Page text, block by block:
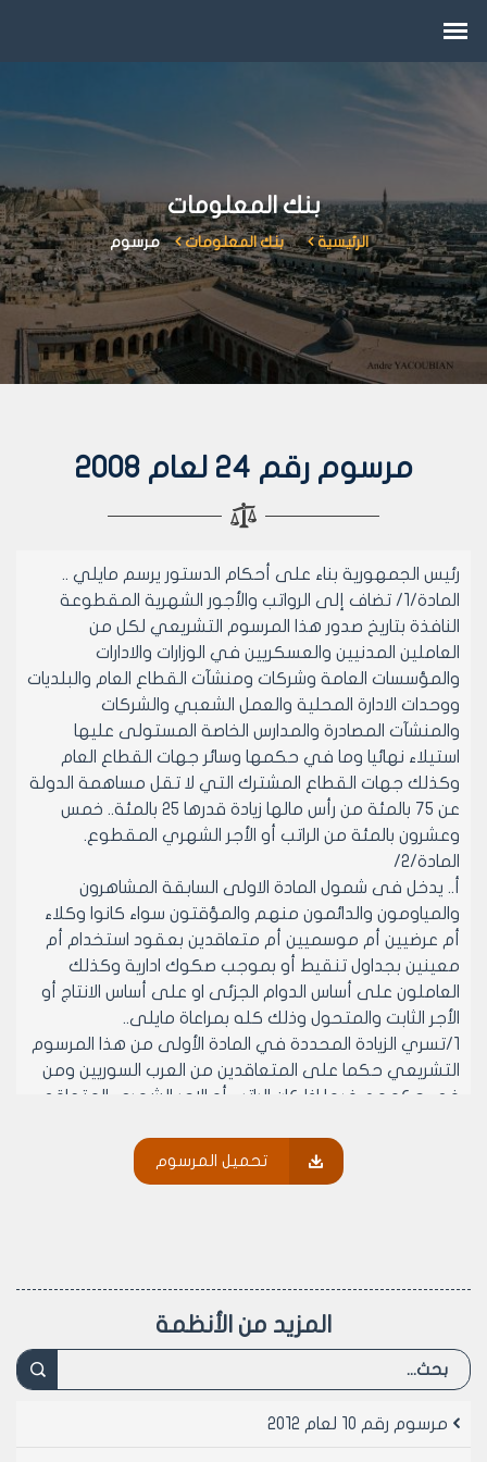
بنك المعلومات
الرئيسية بنك المعلومات مرسوم
مرسوم رقم 24 لعام 2008
رئيس الجمهورية بناء على أحكام الدستور يرسم مايلي ..
المادة/1/ تضاف إلى الرواتب والأجور الشهرية المقطوعة
النافذة بتاريخ صدور هذا المرسوم التشريعي لكل من
العاملين المدنيين والعسكريين في الوزارات والادارات
والمؤسسات العامة وشركات ومنشآت القطاع العام والبلديات
ووحدات الادارة المحلية والعمل الشعبي والشركات
والمنشآت المصادرة والمدارس الخاصة المستولى عليها
استيلاء نهائيا وما في حكمها وسائر جهات القطاع العام
وكذلك جهات القطاع المشترك التي لا تقل مساهمة الدولة
عن 75 بالمئة من رأس مالها زيادة قدرها 25 بالمئة.. خمس
وعشرون بالمئة من الراتب أو الأجر الشهري المقطوع.
المادة/2/
أ.. يدخل فى شمول المادة الاولى السابقة المشاهرون
والمياومون والدائمون منهم والمؤقتون سواء كانوا وكلاء
أم عرضيين أم موسميين أم متعاقدين بعقود استخدام أم
معينين بجداول تنقيط أو بموجب صكوك ادارية وكذلك
العاملون على أساس الدوام الجزئى او على أساس الانتاج أو
الأجر الثابت والمتحول وذلك كله بمراعاة مايلى..
1/تسري الزيادة المحددة في المادة الأولى من هذا المرسوم
التشريعي حكما على المتعاقدين من العرب السوريين ومن
في حكمهم فيما اذا كان الراتب أو الاجر الشهري المتعاقد
حملة نفس الشهادة أو المؤهل بصفة دائمة لدى الجهة
العامة المتعاقد معها وذلك بمراعاة المدة المنقضية على
3/يصدر وزير الشؤون الاجتماعية والعمل بالاتفاق مع وزير
العاملين المياومين وبالتنقيط وعلى أساس الدوام الجزئي
في هذا المرسوم التشريعى وتعتبر القرارات الصادرة بهذا
تحميل المرسوم
المزيد من الأنظمة
مرسوم رقم 10 لعام 2012